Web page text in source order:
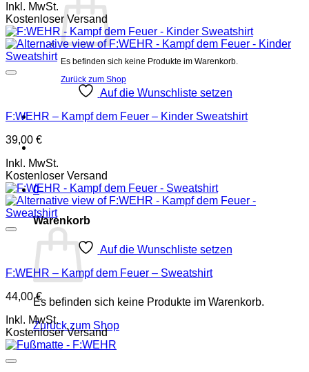
Es befinden sich keine Produkte im Warenkorb.
Zurück zum Shop
0
Warenkorb
Es befinden sich keine Produkte im Warenkorb.
Zurück zum Shop
Inkl. MwSt.
Kostenloser Versand
Auf die Wunschliste setzen
F:WEHR – Kampf dem Feuer – Kinder Sweatshirt
39,00 €
Inkl. MwSt.
Kostenloser Versand
Auf die Wunschliste setzen
F:WEHR – Kampf dem Feuer – Sweatshirt
44,00€
Inkl. MwSt.
Kostenloser Versand